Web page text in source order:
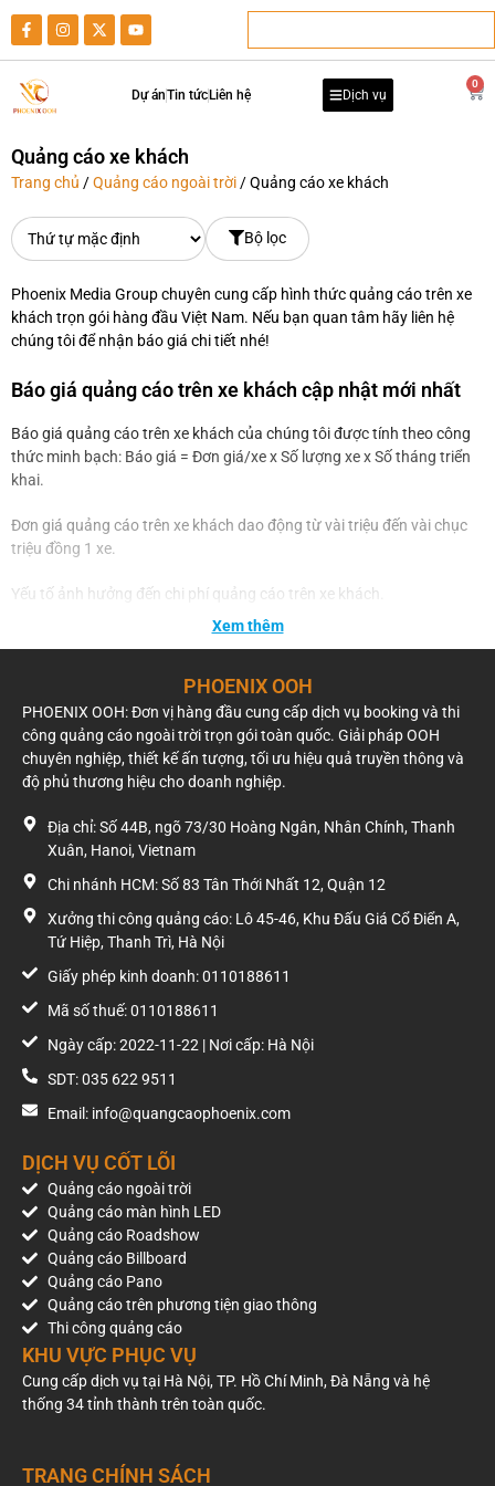
Dự ánTin tức Liên hệ Dịch vụ
0
Quảng cáo xe khách
Trang chủ /Quảng cáo ngoài trời / Quảng cáo xe khách
Bộ lọc
Phoenix Media Group chuyên cung cấp hình thức quảng cáo trên xe
khách trọn gói hàng đầu Việt Nam. Nếu bạn quan tâm hãy liên hệ
chúng tôi để nhận báo giá chi tiết nhé!
Báo giá quảng cáo trên xe khách cập nhật mới nhất
Báo giá quảng cáo trên xe khách của chúng tôi được tính theo công
thức minh bạch: Báo giá = Đơn giá/xe x Số lượng xe x Số tháng triển
khai.
Đơn giá quảng cáo trên xe khách dao động từ vài triệu đến vài chục
triệu đồng 1 xe.
Yếu tố ảnh hưởng đến chi phí quảng cáo trên xe khách.
Đơn giá quảng cáo trên xe khách sẽ phụ thuộc vào tuyến xe và khu
đi qua khu vực sầm uất sẽ có báo giá cao hơn.
Hãy liên hệ ngay với Phoenix Media Group để được tư vấn và nhận
báo giá quảng cáo trên xe khách nhanh nhất nhé!
Xem thêm
PHOENIX OOH
PHOENIX OOH: Đơn vị hàng đầu cung cấp dịch vụ booking và thi
công quảng cáo ngoài trời trọn gói toàn quốc. Giải pháp OOH
chuyên nghiệp, thiết kế ấn tượng, tối ưu hiệu quả truyền thông và
độ phủ thương hiệu cho doanh nghiệp.
Địa chỉ: Số 44B, ngõ 73/30 Hoàng Ngân, Nhân Chính, Thanh
Xuân, Hanoi, Vietnam
Chi nhánh HCM: Số 83 Tân Thới Nhất 12, Quận 12
Xưởng thi công quảng cáo: Lô 45-46, Khu Đấu Giá Cổ Điển A,
Tứ Hiệp, Thanh Trì, Hà Nội
Giấy phép kinh doanh: 0110188611
Mã số thuế: 0110188611
Ngày cấp: 2022-11-22 | Nơi cấp: Hà Nội
SDT: 035 622 9511
Email: info@quangcaophoenix.com
DỊCH VỤ CỐT LÕI
Quảng cáo ngoài trời
Quảng cáo màn hình LED
Quảng cáo Roadshow
Quảng cáo Billboard
Quảng cáo Pano
Quảng cáo trên phương tiện giao thông
Thi công quảng cáo
KHU VỰC PHỤC VỤ
Cung cấp dịch vụ tại Hà Nội, TP. Hồ Chí Minh, Đà Nẵng và hệ
thống 34 tỉnh thành trên toàn quốc.
TRANG CHÍNH SÁCH